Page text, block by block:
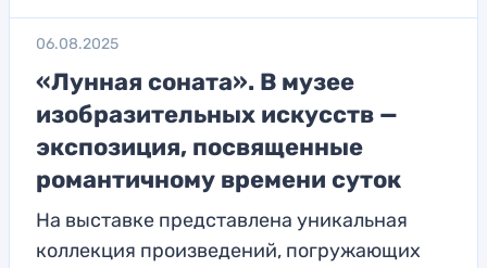
06.08.2025
«Лунная соната». В музее
изобразительных искусств —
экспозиция, посвященные
романтичному времени суток
На выставке представлена уникальная
коллекция произведений, погружающих